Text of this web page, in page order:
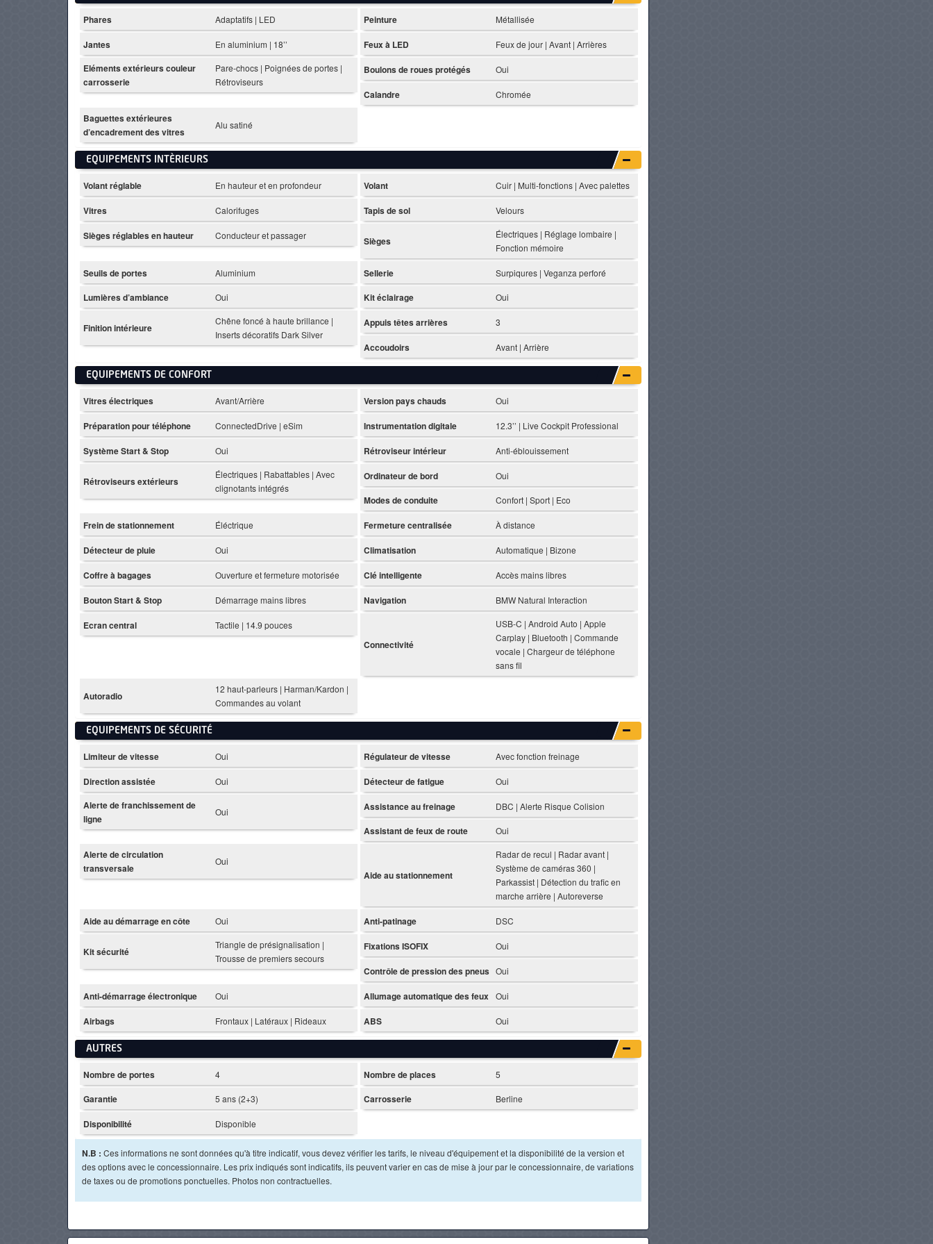
Phares Adaptatifs | LED Peinture Métallisée
Jantes En aluminium | 18’’ Feux à LED Feux de jour | Avant | Arrières
Eléments extérieurs couleur
carrosserie
Pare-chocs | Poignées de portes |
Rétroviseurs
Boulons de roues protégés Oui
Calandre Chromée
Baguettes extérieures
d’encadrement des vitres
Alu satiné
EQUIPEMENTS INTÈRIEURS
Volant réglable En hauteur et en profondeur Volant Cuir | Multi-fonctions | Avec palettes
Vitres Calorifuges Tapis de sol Velours
Sièges réglables en hauteur Conducteur et passager Sièges
Électriques | Réglage lombaire |
Fonction mémoire
Seuils de portes Aluminium Sellerie Surpiqures | Veganza perforé
Lumières d’ambiance Oui Kit éclairage Oui
Finition intérieure
Chêne foncé à haute brillance |
Inserts décoratifs Dark Silver
Appuis têtes arrières 3
Accoudoirs Avant | Arrière
EQUIPEMENTS DE CONFORT
Vitres électriques Avant/Arrière Version pays chauds Oui
Préparation pour téléphone ConnectedDrive | eSim Instrumentation digitale 12.3’’ | Live Cockpit Professional
Système Start & Stop Oui Rétroviseur intérieur Anti-éblouissement
Rétroviseurs extérieurs
Électriques | Rabattables | Avec
clignotants intégrés
Ordinateur de bord Oui
Modes de conduite Confort | Sport | Eco
Frein de stationnement Éléctrique Fermeture centralisée À distance
Détecteur de pluie Oui Climatisation Automatique | Bizone
Coffre à bagages Ouverture et fermeture motorisée Clé intelligente Accès mains libres
Bouton Start & Stop Démarrage mains libres Navigation BMW Natural Interaction
Ecran central Tactile | 14.9 pouces
Connectivité
USB-C | Android Auto | Apple
Carplay | Bluetooth | Commande
vocale | Chargeur de téléphone
sans fil
Autoradio
12 haut-parleurs | Harman/Kardon |
Commandes au volant
EQUIPEMENTS DE SÉCURITÉ
Limiteur de vitesse Oui Régulateur de vitesse Avec fonction freinage
Direction assistée Oui Détecteur de fatigue Oui
Alerte de franchissement de
ligne
Oui Assistance au freinage DBC | Alerte Risque Colision
Assistant de feux de route Oui
Alerte de circulation
transversale
Oui
Aide au stationnement
Radar de recul | Radar avant |
Système de caméras 360 |
Parkassist | Détection du trafic en
marche arrière | Autoreverse
Aide au démarrage en côte Oui Anti-patinage DSC
Kit sécurité
Triangle de présignalisation |
Trousse de premiers secours
Fixations ISOFIX Oui
Contrôle de pression des pneus Oui
Anti-démarrage électronique Oui Allumage automatique des feux Oui
Airbags Frontaux | Latéraux | Rideaux ABS Oui
AUTRES
Nombre de portes 4 Nombre de places 5
Garantie 5 ans (2+3) Carrosserie Berline
Disponibilité Disponible
N.B : Ces informations ne sont données qu'à titre indicatif, vous devez vérifier les tarifs, le niveau d'équipement et la disponibilité de la version et
des options avec le concessionnaire. Les prix indiqués sont indicatifs, ils peuvent varier en cas de mise à jour par le concessionnaire, de variations
de taxes ou de promotions ponctuelles. Photos non contractuelles.